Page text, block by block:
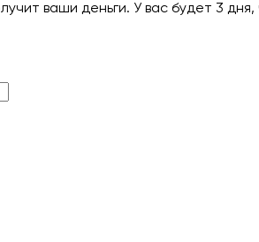
ваши деньги. У вас будет 3